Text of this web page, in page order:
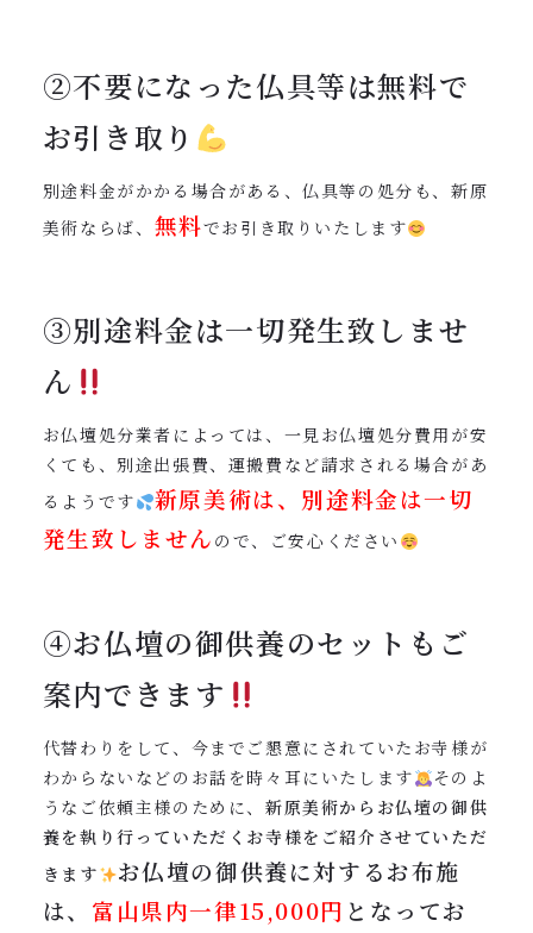
②不要になった仏具等は無料で
お引き取り
別途料金がかかる場合がある、仏具等の処分も、新原
美術ならば、 無料でお引き取りいたします
③別途料金は一切発生致しませ
ん
お仏壇処分業者によっては、一見お仏壇処分費用が安
くても、別途出張費、運搬費など請求される場合があ
るようです
新原美術は、別途料金は一切
発生致しません ので、ご安心ください
④お仏壇の御供養のセットもご
案内できます
代替わりをして、今までご懇意にされていたお寺様が
わからないなどのお話を時々耳にいたします
そのよ
うなご依頼主様のために、新原美術からお仏壇の御供
養を執り行っていただくお寺様をご紹介させていただ
きます
お仏壇の御供養に対するお布施
は、 富山県内一律15,000円 となってお